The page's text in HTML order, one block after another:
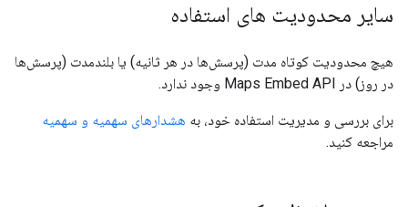
سایر محدودیت های استفاده
هیچ محدودیت کوتاه مدت (پرسش‌ها در هر ثانیه) یا بلندمدت (پرسش‌ها
در روز) در Maps Embed API وجود ندارد.
برای بررسی و مدیریت استفاده خود، به هشدارهای سهمیه و سهمیه
مراجعه کنید.